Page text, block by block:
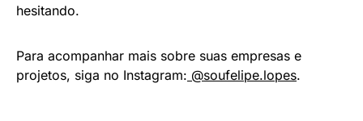
hesitando.
Para acompanhar mais sobre suas empresas e
projetos, siga no Instagram: @soufelipe.lopes.